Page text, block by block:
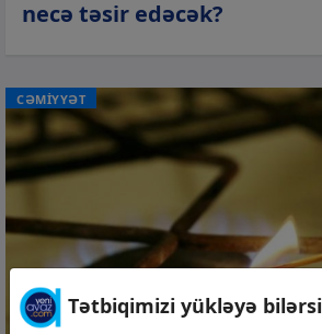
necə təsir edəcək?
CƏMİYYƏT
Tətbiqimizi yükləyə